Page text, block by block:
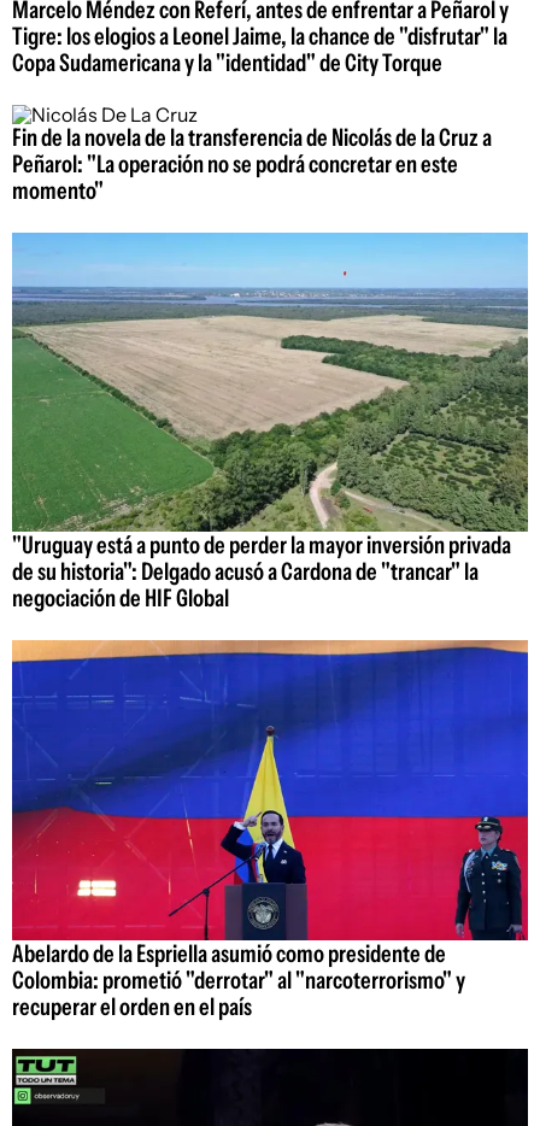
Marcelo Méndez con Referí, antes de enfrentar a Peñarol y
Tigre: los elogios a Leonel Jaime, la chance de "disfrutar" la
Copa Sudamericana y la "identidad" de City Torque
Fin de la novela de la transferencia de Nicolás de la Cruz a
Peñarol: "La operación no se podrá concretar en este
momento"
"Uruguay está a punto de perder la mayor inversión privada
de su historia": Delgado acusó a Cardona de "trancar" la
negociación de HIF Global
Abelardo de la Espriella asumió como presidente de
Colombia: prometió "derrotar" al "narcoterrorismo" y
recuperar el orden en el país